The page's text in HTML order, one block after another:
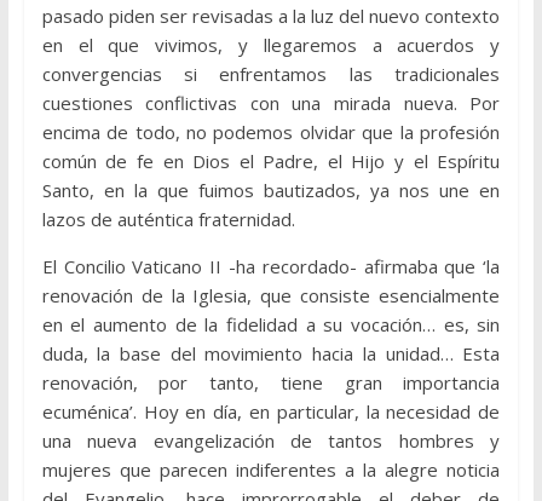
pasado piden ser revisadas a la luz del nuevo contexto
en el que vivimos, y llegaremos a acuerdos y
convergencias si enfrentamos las tradicionales
cuestiones conflictivas con una mirada nueva. Por
encima de todo, no podemos olvidar que la profesión
común de fe en Dios el Padre, el Hijo y el Espíritu
Santo, en la que fuimos bautizados, ya nos une en
lazos de auténtica fraternidad.
El Concilio Vaticano II -ha recordado- afirmaba que ‘la
renovación de la Iglesia, que consiste esencialmente
en el aumento de la fidelidad a su vocación… es, sin
duda, la base del movimiento hacia la unidad… Esta
renovación, por tanto, tiene gran importancia
ecuménica’. Hoy en día, en particular, la necesidad de
una nueva evangelización de tantos hombres y
mujeres que parecen indiferentes a la alegre noticia